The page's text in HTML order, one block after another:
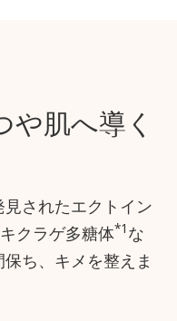
肌へ導く
されたエクトイン
クラゲ多糖体*1 な
ち、キメを整えま